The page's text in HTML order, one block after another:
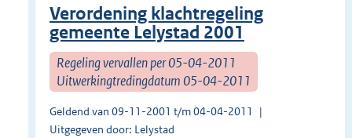
Verordening klachtregeling
gemeente Lelystad 2001
Regeling vervallen per 05-04-2011
Uitwerkingtredingdatum 05-04-2011
Geldend van 09-11-2001 t/m 04-04-2011
Uitgegeven door: Lelystad